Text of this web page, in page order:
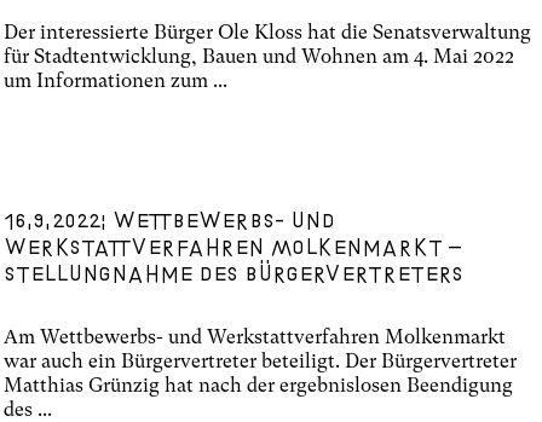
Der interessierte Bürger Ole Kloss hat die Senatsverwaltung
für Stadtentwicklung, Bauen und Wohnen am 4. Mai 2022
um Informationen zum ...
16.9.2022: Wettbewerbs- und
Werkstattverfahren Molkenmarkt –
Stellungnahme des Bürgervertreters
Am Wettbewerbs- und Werkstattverfahren Molkenmarkt
war auch ein Bürgervertreter beteiligt. Der Bürgervertreter
Matthias Grünzig hat nach der ergebnislosen Beendigung
des ...